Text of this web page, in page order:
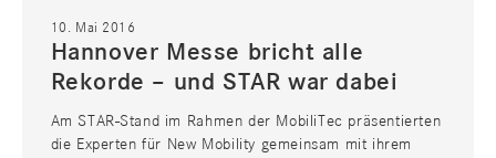
10. Mai 2016
Hannover Messe bricht alle
Rekorde – und STAR war dabei
Am STAR-Stand im Rahmen der MobiliTec präsentierten
die Experten für New Mobility gemeinsam mit ihrem